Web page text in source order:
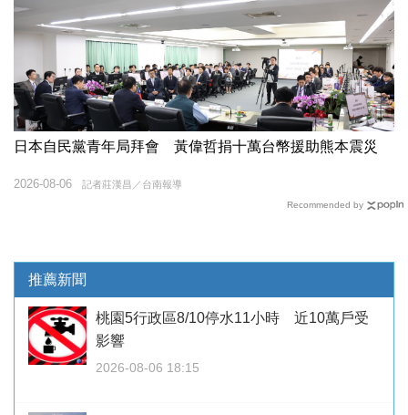
日本自民黨青年局拜會 黃偉哲捐十萬台幣援助熊本震災
記者莊漢昌／台南報導
2026-08-06
Recommended by
推薦新聞
桃園5行政區8/10停水11小時 近10萬戶受
影響
2026-08-06 18:15